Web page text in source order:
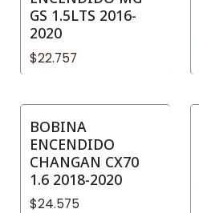
GS 1.5LTS 2016-
2020
$22.757
BOBINA
ENCENDIDO
CHANGAN CX70
1.6 2018-2020
$24.575